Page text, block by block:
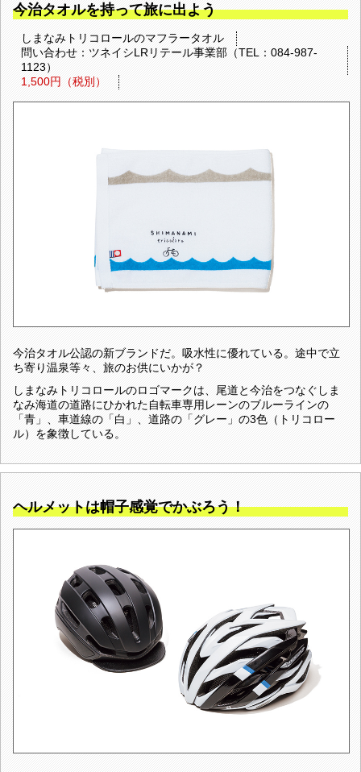
今治タオルを持って旅に出よう
しまなみトリコロールのマフラータオル
問い合わせ：ツネイシLRリテール事業部（TEL：084-987-
1123）
1,500円（税別）
今治タオル公認の新ブランドだ。吸水性に優れている。途中で立
ち寄り温泉等々、旅のお供にいかが？
しまなみトリコロールのロゴマークは、尾道と今治をつなぐしま
なみ海道の道路にひかれた自転車専用レーンのブルーラインの
「青」、車道線の「白」、道路の「グレー」の3色（トリコロー
ル）を象徴している。
ヘルメットは帽子感覚でかぶろう！